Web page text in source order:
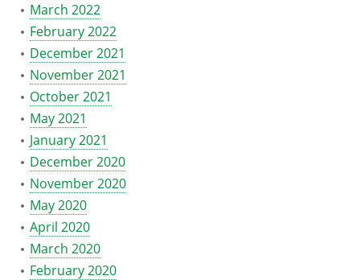
March 2022
February 2022
December 2021
November 2021
October 2021
May 2021
January 2021
December 2020
November 2020
May 2020
April 2020
March 2020
February 2020